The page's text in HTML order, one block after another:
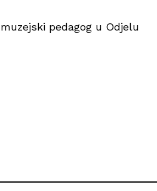
pedagog u Odjelu